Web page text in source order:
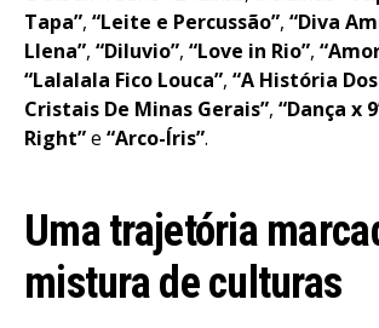
Tapa”, “Leite e Percussão”, “Diva
Llena”, “Diluvio”, “Love in Rio”,
“Lalalala Fico Louca”, “A História
Cristais De Minas Gerais”, “Dança x
Right”e “Arco-Íris”.
Uma trajetória
mistura de culturas